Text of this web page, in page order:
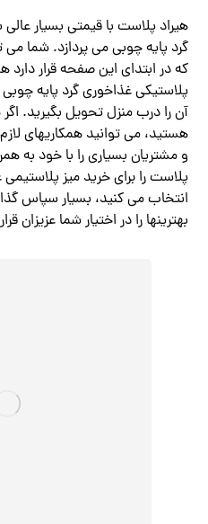
هیراد پلاست با قیمتی بسیار عالی
گرد پایه چوبی می پردازد. شما می
که در ابتدای این صفحه قرار
پلاستیکی غذاخوری گرد پایه
آن را درب منزل تحویل بگیرید.
هستید، می توانید همکاریهای
و مشتریان بسیاری را با خود به
پلاست را برای خرید میز
انتخاب می کنید، بسیار سپاس
بهترینها را در اختیار شما عزیزان